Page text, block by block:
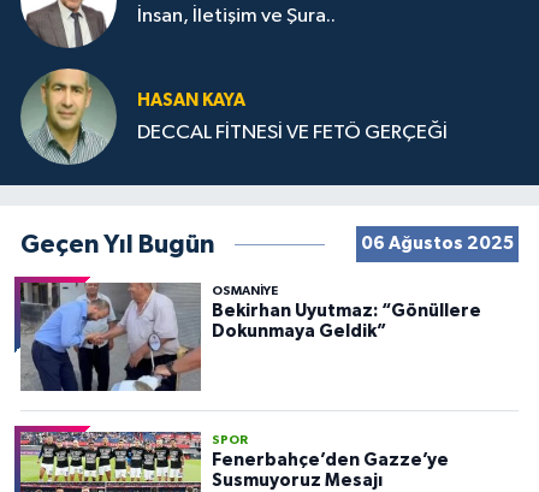
İnsan, İletişim ve Şura..
HASAN KAYA
DECCAL FİTNESİ VE FETÖ GERÇEĞİ
Geçen Yıl Bugün 06 Ağustos 2025
OSMANIYE
Bekirhan Uyutmaz: “Gönüllere
Dokunmaya Geldik”
SPOR
Fenerbahçe’den Gazze’ye
Susmuyoruz Mesajı